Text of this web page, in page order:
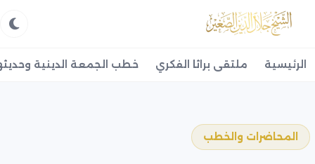
الرئيسية ملتقى براثا الفكري خطب الجمعة الدينية
المحاضرات والخطب